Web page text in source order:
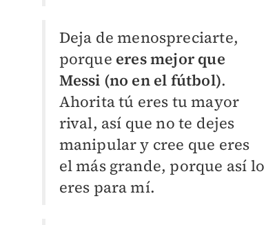
Deja de menospreciarte,
porque eres mejor que
Messi (no en el fútbol).
Ahorita tú eres tu mayor
rival, así que no te dejes
manipular y cree que eres
el más grande, porque así lo
eres para mí.